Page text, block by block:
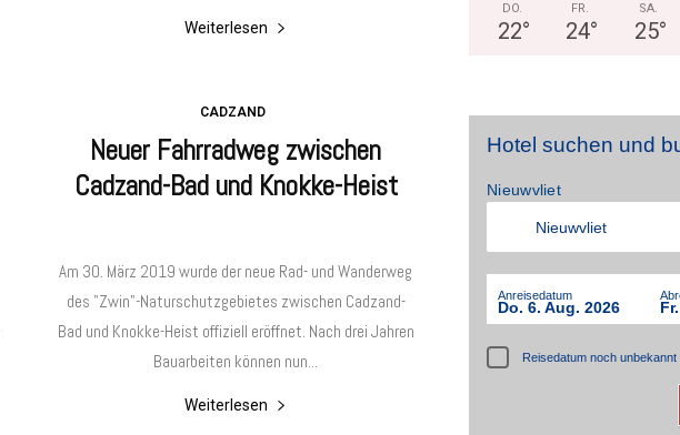
Weiterlesen
CADZAND
Neuer Fahrradweg zwischen
Cadzand-Bad und Knokke-Heist
Am 30. März 2019 wurde der neue Rad- und Wanderweg
des "Zwin"-Naturschutzgebietes zwischen Cadzand-
Bad und Knokke-Heist offiziell eröffnet. Nach drei Jahren
Bauarbeiten können nun...
Weiterlesen
DO.
22°
FR.
24°
SA.
25°
Hotel suchen und
Nieuwvliet
Anreisedatum
Do. 6. Aug. 2026
Reisedatum noch unbekannt